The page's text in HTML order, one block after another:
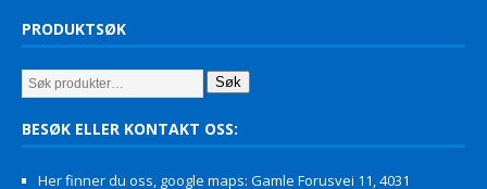
PRODUKTSØK
Søk
BESØK ELLER KONTAKT OSS:
Her finner du oss, google maps: Gamle Forusvei 11, 4031